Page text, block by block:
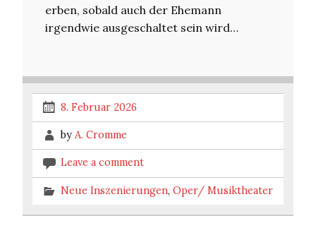
erben, sobald auch der Ehemann
irgendwie ausgeschaltet sein wird…
8. Februar 2026
by A. Cromme
Leave a comment
Neue Inszenierungen, Oper/ Musiktheater